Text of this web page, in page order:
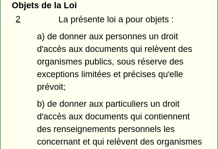
Objets de la Loi
2
La présente loi a pour objets :
a) de donner aux personnes un droit
d'accès aux documents qui relèvent des
organismes publics, sous réserve des
exceptions limitées et précises qu'elle
prévoit;
b) de donner aux particuliers un droit
d'accès aux documents qui contiennent
des renseignements personnels les
concernant et qui relèvent des organismes